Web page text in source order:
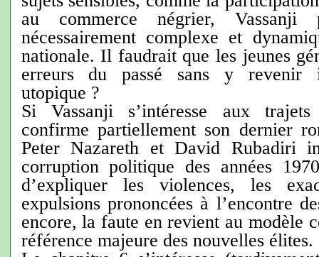
au commerce négrier, Vassanji
nécessairement complexe et
nationale. Il faudrait que les jeunes
erreurs du passé sans y revenir
utopique ?
Si Vassanji s’intéresse aux
confirme partiellement son dernier
Peter Nazareth et David Rubadiri
corruption politique des années
d’expliquer les violences, les
expulsions prononcées à l’encontre
encore, la faute en revient au modèle
référence majeure des nouvelles élites.